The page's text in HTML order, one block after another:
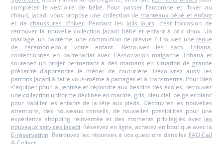
compléter le vestiaire de bébé. Pour passer l’automne et l’hiver au
chaud, Jacadi vous propose une collection de manteaux bébé et enfant
et dechaussures d'hiver. Pendant les Jolis Jours, c’est l’occasion de
retrouver la nouvelle collection Jacadi bébé et enfant à prix doux. Un
mariage, un baptême, une communion de prévue ? Trouvez une tenue
de cérémoniepour votre enfant. Retrouvez les sacsTohana,
confectionnés en partenariat avec l'Association malgache Tohana et
soutenez un projet permettant à des mamans en situation de grande
précarité d’apprendre le métier de couturière. Découvrez aussi les
patrons Jacadi à faire vous-même à partager et à transmettre. Pour bien
s'équiper pour la rentrée et répondre aux besoins des écoles, retrouvez
une collection uniforme déclinée en marine, gris, bleu ciel, beige et blanc
pour habiller les enfants de la tête aux pieds. Découvrez les nouvelles
attentions, des nouveaux conseils, de nouvelles possibilités pour une
expérience shopping réinventée et des moments privilégiés avec les
nouveaux services Jacadi. Réservez en ligne, achetez en boutique avec la
E-réservation. Retrouvez les réponses à vos questions dans les FAQ Call